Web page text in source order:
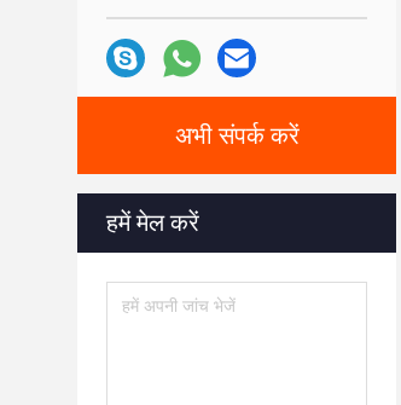
अभी संपर्क करें
हमें मेल करें